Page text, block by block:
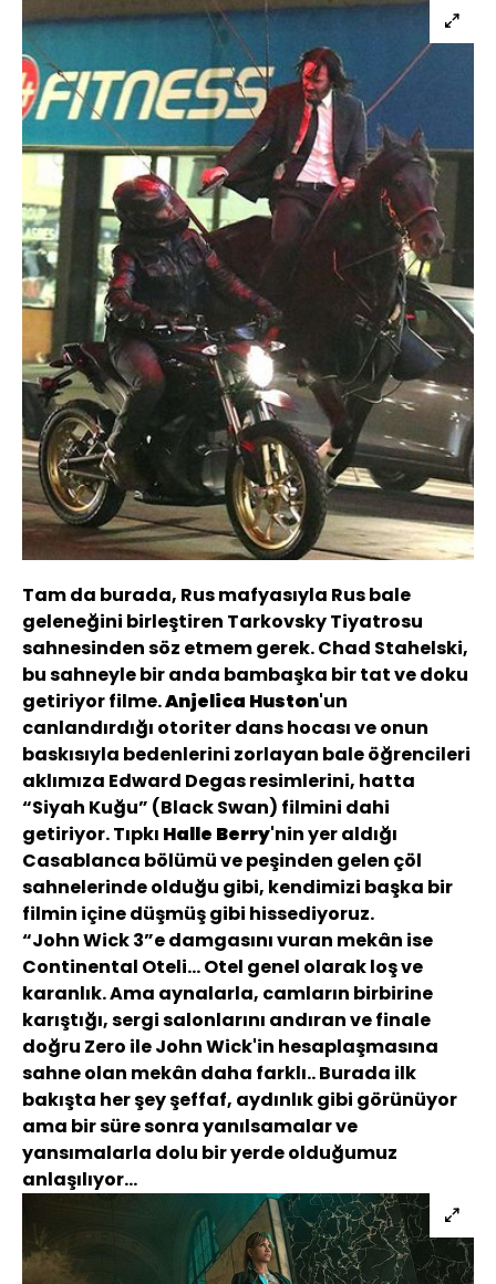
Tam da burada, Rus mafyasıyla Rus bale
geleneğini birleştiren Tarkovsky Tiyatrosu
sahnesinden söz etmem gerek. Chad Stahelski,
bu sahneyle bir anda bambaşka bir tat ve doku
getiriyor filme.Anjelica Huston'un
canlandırdığı otoriter dans hocası ve onun
baskısıyla bedenlerini zorlayan bale öğrencileri
aklımıza Edward Degas resimlerini, hatta
“Siyah Kuğu” (Black Swan) filmini dahi
getiriyor. Tıpkı Halle Berry'nin yer aldığı
Casablanca bölümü ve peşinden gelen çöl
sahnelerinde olduğu gibi, kendimizi başka bir
filmin içine düşmüş gibi hissediyoruz.
“John Wick 3”e damgasını vuran mekân ise
Continental Oteli... Otel genel olarak loş ve
karanlık. Ama aynalarla, camların birbirine
karıştığı, sergi salonlarını andıran ve finale
doğru Zero ile John Wick'in hesaplaşmasına
sahne olan mekân daha farklı.. Burada ilk
bakışta her şey şeffaf, aydınlık gibi görünüyor
ama bir süre sonra yanılsamalar ve
yansımalarla dolu bir yerde olduğumuz
anlaşılıyor...